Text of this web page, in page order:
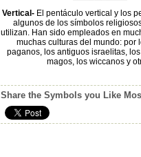
Vertical- El pentáculo vertical y los
algunos de los símbolos
utilizan. Han sido empleados en
muchas culturas del mundo: por
paganos, los antiguos israelitas,
magos, los wiccanos y
Share the Symbols you Like